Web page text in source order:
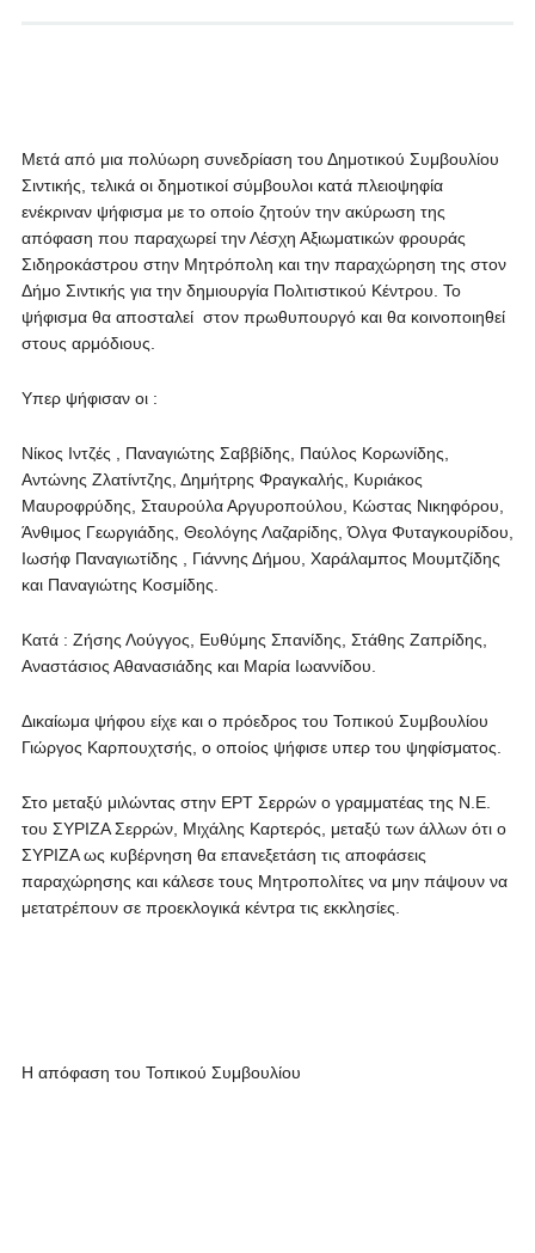
Μετά από μια πολύωρη συνεδρίαση του Δημοτικού Συμβουλίου
Σιντικής, τελικά οι δημοτικοί σύμβουλοι κατά πλειοψηφία
ενέκριναν ψήφισμα με το οποίο ζητούν την ακύρωση της
απόφαση που παραχωρεί την Λέσχη Αξιωματικών φρουράς
Σιδηροκάστρου στην Μητρόπολη και την παραχώρηση της στον
Δήμο Σιντικής για την δημιουργία Πολιτιστικού Κέντρου. Το
ψήφισμα θα αποσταλεί στον πρωθυπουργό και θα κοινοποιηθεί
στους αρμόδιους.
Υπερ ψήφισαν οι :
Νίκος Ιντζές , Παναγιώτης Σαββίδης, Παύλος Κορωνίδης,
Αντώνης Ζλατίντζης, Δημήτρης Φραγκαλής, Κυριάκος
Μαυροφρύδης, Σταυρούλα Αργυροπούλου, Κώστας Νικηφόρου,
Άνθιμος Γεωργιάδης, Θεολόγης Λαζαρίδης, Όλγα Φυταγκουρίδου,
Ιωσήφ Παναγιωτίδης , Γιάννης Δήμου, Χαράλαμπος Μουμτζίδης
και Παναγιώτης Κοσμίδης.
Κατά : Ζήσης Λούγγος, Ευθύμης Σπανίδης, Στάθης Ζαπρίδης,
Αναστάσιος Αθανασιάδης και Μαρία Ιωαννίδου.
Δικαίωμα ψήφου είχε και ο πρόεδρος του Τοπικού Συμβουλίου
Γιώργος Καρπουχτσής, ο οποίος ψήφισε υπερ του ψηφίσματος.
Στο μεταξύ μιλώντας στην ΕΡΤ Σερρών ο γραμματέας της Ν.Ε.
του ΣΥΡΙΖΑ Σερρών, Μιχάλης Καρτερός, μεταξύ των άλλων ότι ο
ΣΥΡΙΖΑ ως κυβέρνηση θα επανεξετάση τις αποφάσεις
παραχώρησης και κάλεσε τους Μητροπολίτες να μην πάψουν να
μετατρέπουν σε προεκλογικά κέντρα τις εκκλησίες.
Η απόφαση του Τοπικού Συμβουλίου